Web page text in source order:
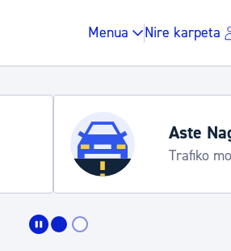
Menua Nire karpeta
Aste
Trafiko